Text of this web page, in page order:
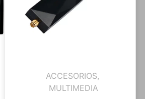
ACCESORIOS,
MULTIMEDIA